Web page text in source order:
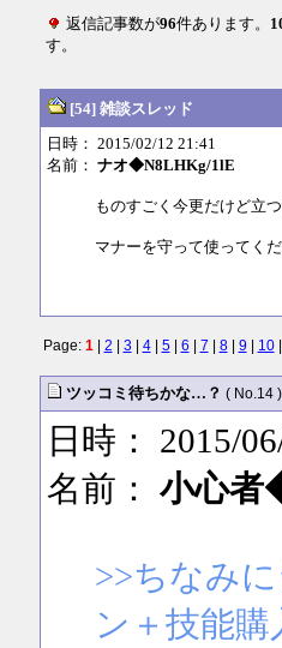
返信記事数が96件あります。
す。
[54] 雑談スレッド
日時： 2015/02/12 21:41
名前： ナオ◆N8LHKg/1lE
ものすごく今更だけど立
マナーを守って使ってくだ
Page: 1| 2 3 4| 5| 6 7 8| 9 10|
ツッコミ待ちかな…？ ( No.14 )
日時： 2015/
名前： 小心者
>>ちなみ
ン＋技能